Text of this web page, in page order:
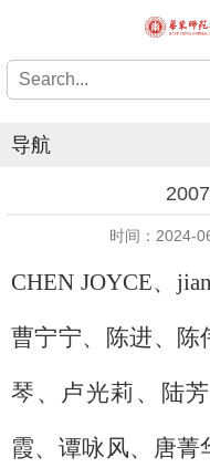
导航
时间：2024-
CHEN JOYCE、
曹宁宁、 陈进、 陈
琴、 卢光莉、 陆芳
霞、 谭咏风、 唐菁